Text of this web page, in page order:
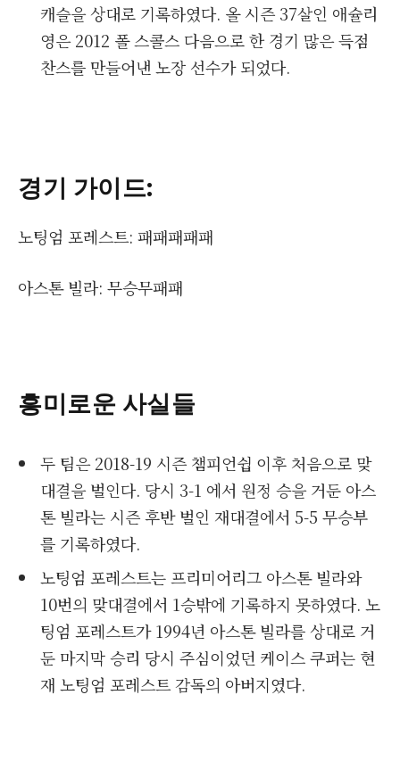
캐슬을 상대로 기록하였다. 올 시즌 37살인 애슐리
영은 2012 폴 스콜스 다음으로 한 경기 많은 득점
찬스를 만들어낸 노장 선수가 되었다.
경기 가이드:
노팅엄 포레스트: 패패패패패
아스톤 빌라: 무승무패패
흥미로운 사실들
두 팀은 2018-19 시즌 챔피언쉽 이후 처음으로 맞
대결을 벌인다. 당시 3-1 에서 원정 승을 거둔 아스
톤 빌라는 시즌 후반 벌인 재대결에서 5-5 무승부
를 기록하였다.
노팅엄 포레스트는 프리미어리그 아스톤 빌라와
10번의 맞대결에서 1승밖에 기록하지 못하였다. 노
팅엄 포레스트가 1994년 아스톤 빌라를 상대로 거
둔 마지막 승리 당시 주심이었던 케이스 쿠퍼는 현
재 노팅엄 포레스트 감독의 아버지였다.